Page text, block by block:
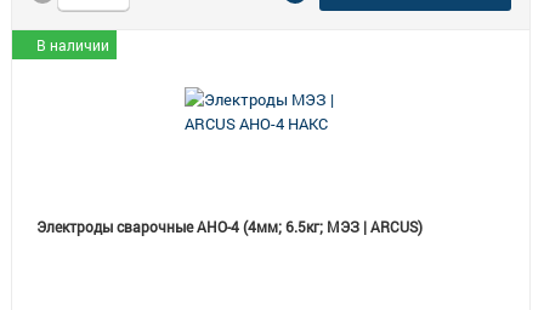
В наличии
Электроды сварочные АНО-4 (4мм; 6.5кг; МЭЗ | ARCUS)